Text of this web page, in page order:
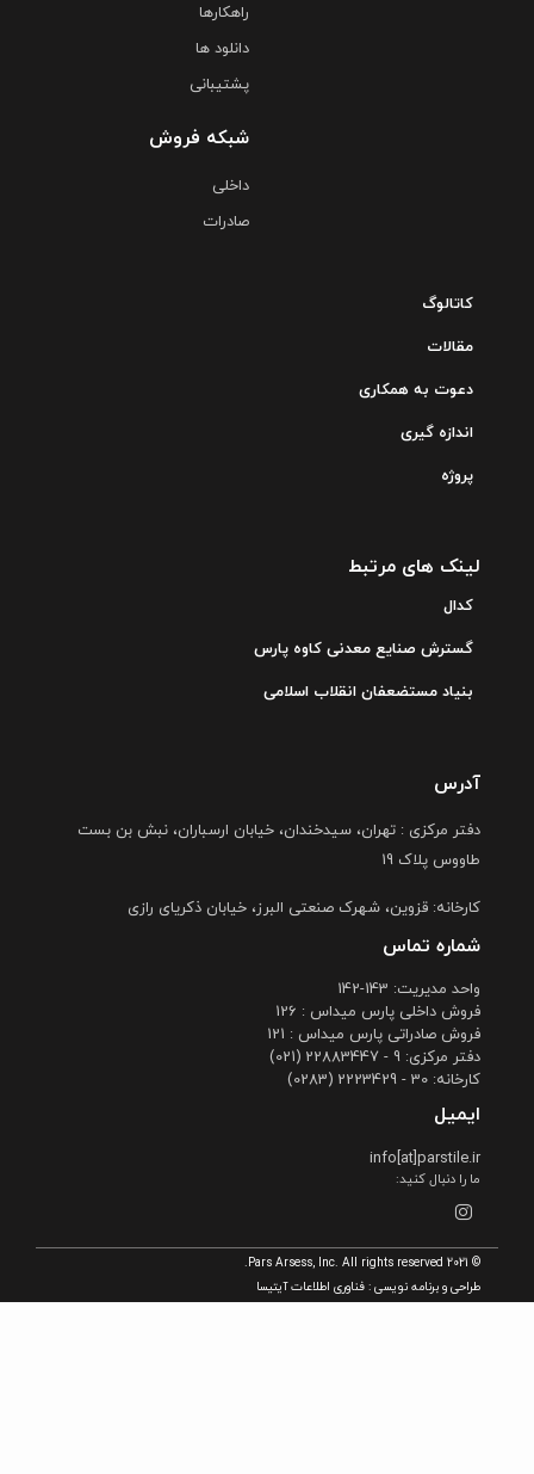
راهکارها
دانلود ها
پشتیبانی
شبکه فروش
داخلی
صادرات
کاتالوگ
مقالات
دعوت به همکاری
اندازه گیری
پروژه
لینک های مرتبط
کدال
گسترش صنایع معدنی کاوه پارس
بنیاد مستضعفان انقلاب اسلامی
آدرس
دفتر مرکزی : تهران، سیدخندان، خیابان ارسباران، نبش بن بست
طاووس پلاک 19
کارخانه: قزوین، شهرک صنعتی البرز، خیابان ذکریای رازی
شماره تماس
واحد مدیریت: 143-142
فروش داخلی پارس میداس : 126
فروش صادراتی پارس میداس : 121
دفتر مرکزی: 9 - 22883447 (021)
کارخانه: 30 - 2223429 (0283)
ایمیل
info[at]parstile.ir
ما را دنبال کنید:
© 2021 Pars Arsess, Inc. All rights reserved.
طراحی و برنامه نویسی : فناوری اطلاعات آیتیسا